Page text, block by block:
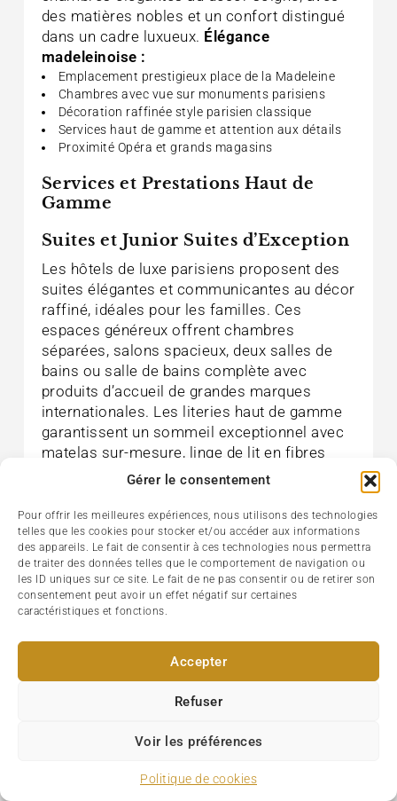
Gérer le consentement
Pour offrir les meilleures expériences, nous utilisons des technologies
telles que les cookies pour stocker et/ou accéder aux informations
des appareils. Le fait de consentir à ces technologies nous permettra
de traiter des données telles que le comportement de navigation ou
les ID uniques sur ce site. Le fait de ne pas consentir ou de retirer son
consentement peut avoir un effet négatif sur certaines
caractéristiques et fonctions.
Accepter
Refuser
Voir les préférences
Politique de cookies
des matières nobles et un confort distingué
dans un cadre luxueux. Élégance
madeleinoise :
Emplacement prestigieux place de la Madeleine
Chambres avec vue sur monuments parisiens
Décoration raffinée style parisien classique
Services haut de gamme et attention aux détails
Proximité Opéra et grands magasins
Services et Prestations Haut de
Gamme
Suites et Junior Suites d’Exception
Les hôtels de luxe parisiens proposent des
suites élégantes et communicantes au décor
raffiné, idéales pour les familles. Ces
espaces généreux offrent chambres
séparées, salons spacieux, deux salles de
bains ou salle de bains complète avec
produits d’accueil de grandes marques
internationales. Les literies haut de gamme
garantissent un sommeil exceptionnel avec
matelas sur-mesure, linge de lit en fibres
nobles, oreillers à mémoire de forme et
individuelles. L’attention portée au confort
se révèle dans chaque détail.
Gastronomie et Restaurants Étoilés
Les hôtels de luxe parisiens abritent souvent
des restaurants gastronomiques étoilés
Michelin. Ces tables d’exception proposent
une cuisine française raffinée dans des
décors somptueux, créant des expériences
culinaires mémorables au sein même de
classiques français avec créativité et
exceptionnelles. Le service en salle atteint